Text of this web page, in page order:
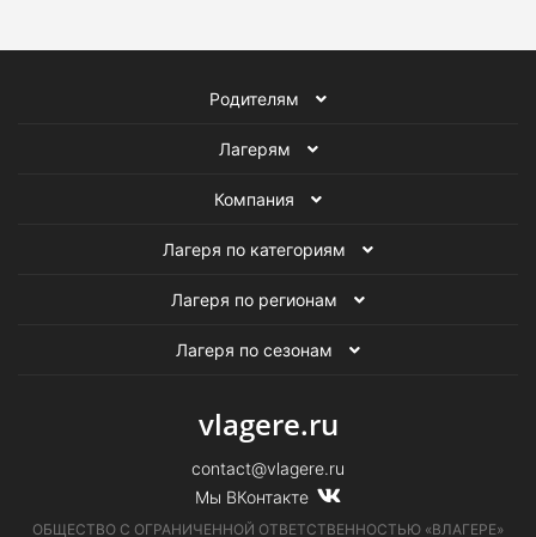
Родителям
Лагерям
Компания
Лагеря по категориям
Лагеря по регионам
Лагеря по сезонам
vlagere.ru
contact@vlagere.ru
Мы ВКонтакте
ОБЩЕСТВО С ОГРАНИЧЕННОЙ ОТВЕТСТВЕННОСТЬЮ «ВЛАГЕРЕ»